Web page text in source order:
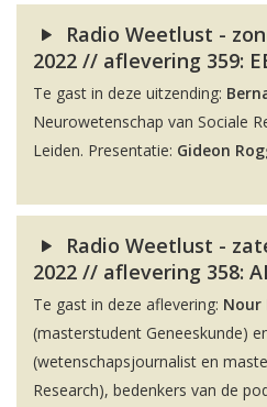
Radio Weetlust -
2022 // aflevering 359:
Te gast in deze uitzending:
Neurowetenschap van Sociale
Leiden. Presentatie: Gideon
Radio Weetlust -
2022 // aflevering 358:
Te gast in deze aflevering: Nour
(masterstudent Geneeskunde)
(wetenschapsjournalist en
Research), bedenkers van de